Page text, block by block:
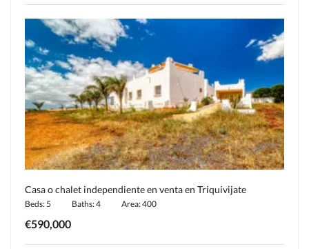
Casa o chalet independiente en venta en Triquivijate
Beds: 5 Baths: 4 Area: 400
€590,000